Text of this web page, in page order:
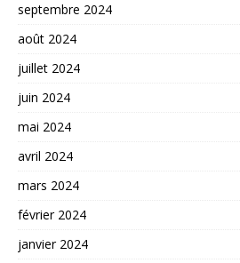
septembre 2024
août 2024
juillet 2024
juin 2024
mai 2024
avril 2024
mars 2024
février 2024
janvier 2024